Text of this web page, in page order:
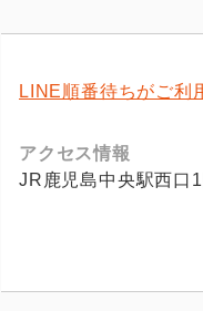
LINE順番待ちがご利
アクセス情報
JR鹿児島中央駅西口